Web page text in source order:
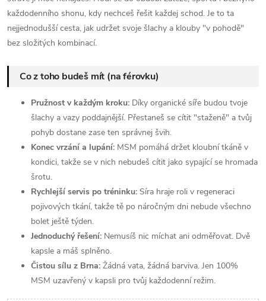
každodenního shonu, kdy nechceš řešit každej schod. Je to ta
nejjednodušší cesta, jak udržet svoje šlachy a klouby "v pohodě"
bez složitých kombinací.
Co z toho budeš mít (na férovku)
Pružnost v každým kroku: Díky organické síře budou tvoje
šlachy a vazy poddajnější. Přestaneš se cítit "staženě" a tvůj
pohyb dostane zase ten správnej švih.
Konec vrzání a lupání: MSM pomáhá držet kloubní tkáně v
kondici, takže se v nich nebudeš cítit jako sypající se hromada
šrotu.
Rychlejší servis po tréninku: Síra hraje roli v regeneraci
pojivových tkání, takže tě po náročným dni nebude všechno
bolet ještě týden.
Jednoduchý řešení: Nemusíš nic míchat ani odměřovat. Dvě
kapsle a máš splněno.
Čistou sílu z Brna: Žádná vata, žádná barviva. Jen 100%
MSM uzavřený v kapsli pro tvůj každodenní režim.